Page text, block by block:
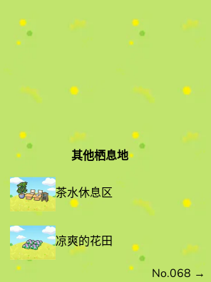
其他栖息地
其他栖息地
茶水休息区
凉爽的花田
No.068 →